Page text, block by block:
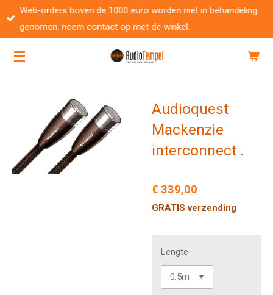
Ga
direct
de
Web-orders boven de 1000 euro worden niet in behandeling
genomen, neem contact op met de winkel.
Audioquest
Mackenzie
interconnect .
€ 339,00
GRATIS verzending
Lengte